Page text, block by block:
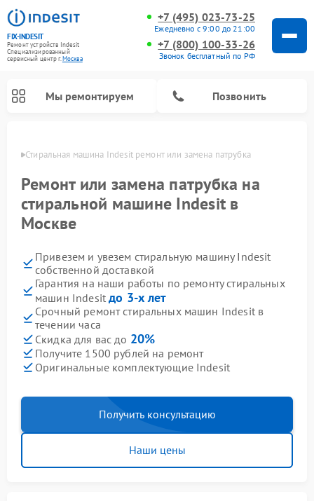
FIX-INDESIT
Ремонт устройств Indesit
Специализированный
cервисный центр г.Москва
+7 (495) 023-73-25
Ежедневно с 9:00 до 21:00
+7 (800) 100-33-26
Звонок бесплатный по РФ
Мы ремонтируем Позвонить
Стиральная машина Indesit ремонт или замена патрубка
Ремонт или замена патрубка на
стиральной машине Indesit в
Москве
Привезем и увезем стиральную машину Indesit
собственной доставкой
Гарантия на наши работы по ремонту стиральных
машин Indesitдо 3-х лет
Срочный ремонт стиральных машин Indesit в
течении часа
Скидка для вас до 20%
Получите 1500 рублей на ремонт
Оригинальные комплектующие Indesit
Получить консультацию
Наши цены